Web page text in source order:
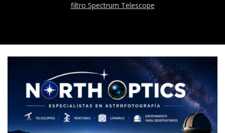
filtro Spectrum Telescope